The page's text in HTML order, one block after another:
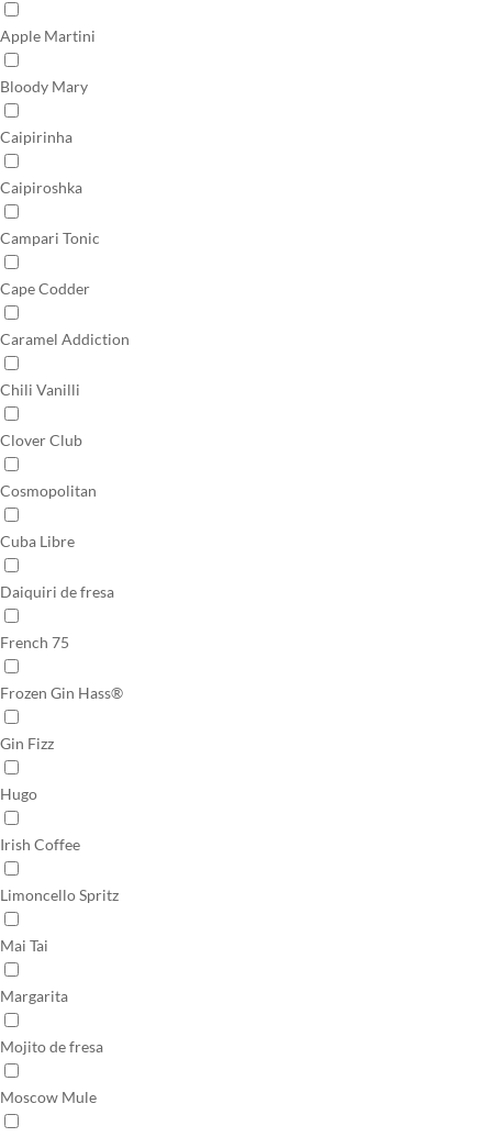
Apple Martini
Bloody Mary
Caipirinha
Caipiroshka
Campari Tonic
Cape Codder
Caramel Addiction
Chili Vanilli
Clover Club
Cosmopolitan
Cuba Libre
Daiquiri de fresa
French 75
Frozen Gin Hass®
Gin Fizz
Hugo
Irish Coffee
Limoncello Spritz
Mai Tai
Margarita
Mojito de fresa
Moscow Mule